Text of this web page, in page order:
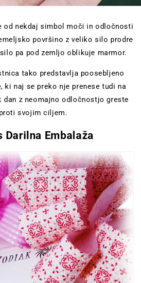
od nekdaj simbol moči in odločnosti
površino z veliko silo prodre
pa pod zemljo oblikuje marmor.
tako predstavlja poosebljeno
ki naj se preko nje prenese tudi na
dan z neomajno odločnostjo greste
proti svojim ciljem.
Darilna Embalaža